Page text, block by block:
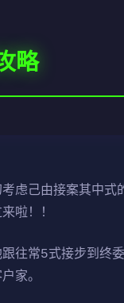
略
虑己由接案其中式
啦！！
往常5式接步到终
家。